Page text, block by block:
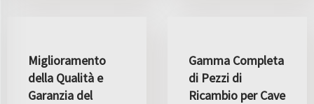
Miglioramento
della Qualità e
Garanzia del
Gamma Completa
di Pezzi di
Ricambio per Cave